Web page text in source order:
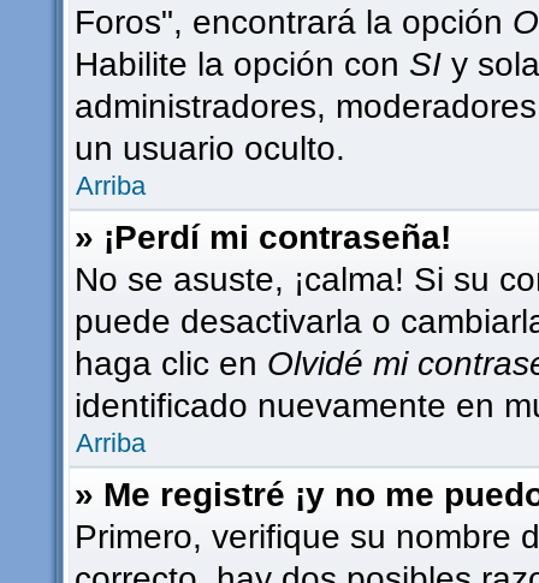
Foros", encontrará la opción
Habilite la opción con SI y
administradores,
un usuario oculto.
Arriba
» ¡Perdí mi contraseña!
No se asuste, ¡calma! Si su
puede desactivarla o
haga clic en Olvidé mi
identificado nuevamente en
Arriba
» Me registré ¡y no me
Primero, verifique su nombre